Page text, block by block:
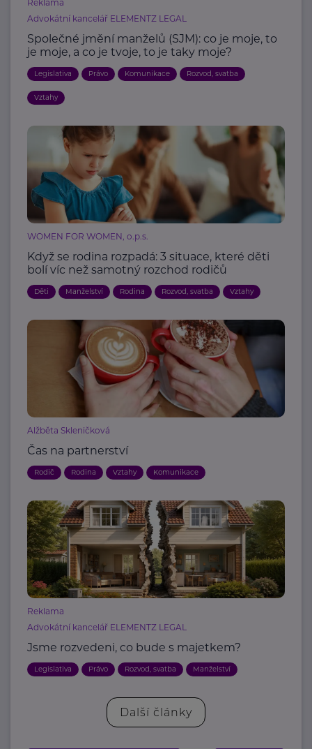
Reklama
Advokátní kancelář ELEMENTZ LEGAL
Společné jmění manželů (SJM): co je moje, to
je moje, a co je tvoje, to je taky moje?
Legislativa Právo Komunikace Rozvod, svatba
Vztahy
WOMEN FOR WOMEN, o.p.s.
Když se rodina rozpadá: 3 situace, které děti
bolí víc než samotný rozchod rodičů
Děti Manželství Rodina Rozvod, svatba Vztahy
Alžběta Skleničková
Čas na partnerství
Rodič Rodina Vztahy Komunikace
Reklama
Advokátní kancelář ELEMENTZ LEGAL
Jsme rozvedeni, co bude s majetkem?
Legislativa Právo Rozvod, svatba Manželství
Další články